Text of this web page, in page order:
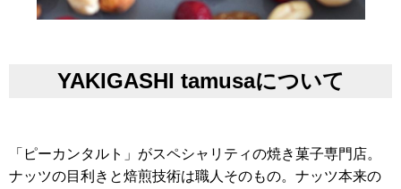
YAKIGASHI tamusaについて
「ピーカンタルト」がスペシャリティの焼き菓子専門店。
ナッツの目利きと焙煎技術は職人そのもの。ナッツ本来の